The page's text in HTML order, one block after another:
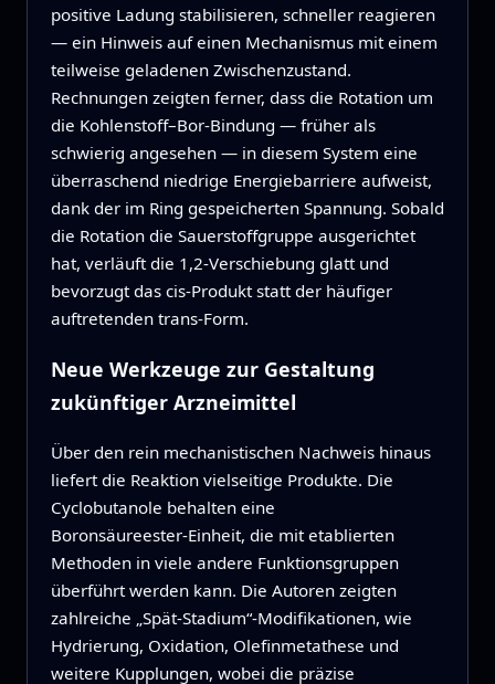
positive Ladung stabilisieren, schneller reagieren
— ein Hinweis auf einen Mechanismus mit einem
teilweise geladenen Zwischenzustand.
Rechnungen zeigten ferner, dass die Rotation um
die Kohlenstoff–Bor‑Bindung — früher als
schwierig angesehen — in diesem System eine
überraschend niedrige Energiebarriere aufweist,
dank der im Ring gespeicherten Spannung. Sobald
die Rotation die Sauerstoffgruppe ausgerichtet
hat, verläuft die 1,2‑Verschiebung glatt und
bevorzugt das cis‑Produkt statt der häufiger
auftretenden trans‑Form.
Neue Werkzeuge zur Gestaltung
zukünftiger Arzneimittel
Über den rein mechanistischen Nachweis hinaus
liefert die Reaktion vielseitige Produkte. Die
Cyclobutanole behalten eine
Boronsäureester‑Einheit, die mit etablierten
Methoden in viele andere Funktionsgruppen
überführt werden kann. Die Autoren zeigten
zahlreiche „Spät‑Stadium“‑Modifikationen, wie
Hydrierung, Oxidation, Olefinmetathese und
weitere Kupplungen, wobei die präzise